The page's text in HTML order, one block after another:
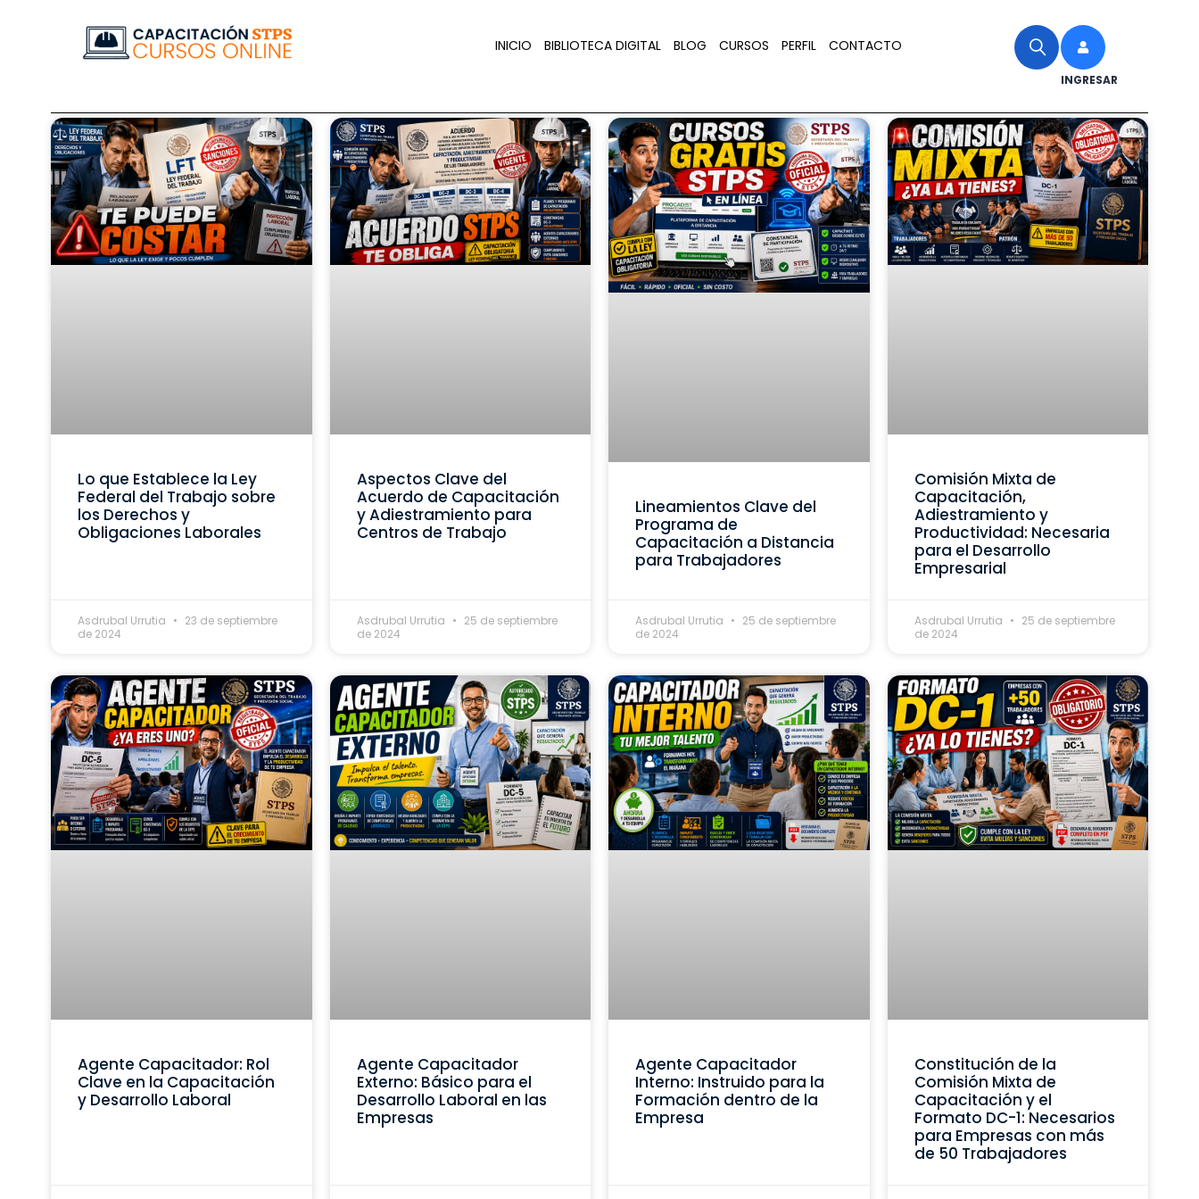
INICIO BIBLIOTECA DIGITAL BLOG CURSOS PERFIL CONTACTO
INGRESAR
Lo que Establece la Ley
Federal del Trabajo sobre
los Derechos y
Obligaciones Laborales
Asdrubal Urrutia
23 de septiembre
de 2024
Aspectos Clave del
Acuerdo de Capacitación
y Adiestramiento para
Centros de Trabajo
Asdrubal Urrutia
25 de septiembre
de 2024
Lineamientos Clave del
Programa de
Capacitación a Distancia
para Trabajadores
Asdrubal Urrutia
25 de septiembre
de 2024
Comisión Mixta de
Capacitación,
Adiestramiento y
Productividad: Necesaria
para el Desarrollo
Empresarial
Asdrubal Urrutia
25 de septiembre
de 2024
Agente Capacitador: Rol
Clave en la Capacitación
y Desarrollo Laboral
Agente Capacitador
Externo: Básico para el
Desarrollo Laboral en las
Empresas
Agente Capacitador
Interno: Instruido para la
Formación dentro de la
Empresa
Constitución de la
Comisión Mixta de
Capacitación y el
Formato DC-1: Necesarios
para Empresas con más
de 50 Trabajadores